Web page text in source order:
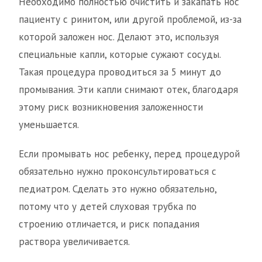
пациенту с ринитом, или другой проблемой, из-за
которой заложен нос. Делают это, используя
специальные капли, которые сужают сосуды.
Такая процедура проводиться за 5 минут до
промывания. Эти капли снимают отек, благодаря
этому риск возникновения заложенности
уменьшается.
Если промывать нос ребенку, перед процедурой
обязательно нужно проконсультироваться с
педиатром. Сделать это нужно обязательно,
потому что у детей слуховая трубка по
строению отличается, и риск попадания
раствора увеличивается.